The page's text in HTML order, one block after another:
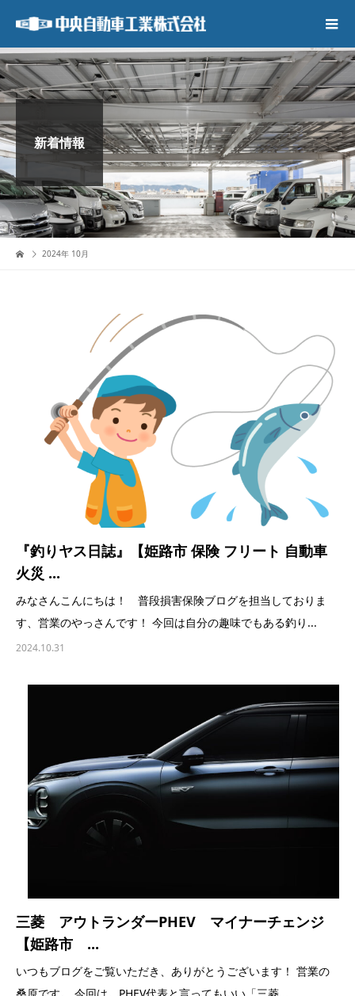
新着情報
2024年 10月
『釣りヤス日誌』【姫路市 保険 フリート 自動車
火災 ...
みなさんこんにちは！ 普段損害保険ブログを担当しておりま
す、営業のやっさんです！ 今回は自分の趣味でもある釣り...
2024.10.31
三菱 アウトランダーPHEV マイナーチェンジ
【姫路市 ...
いつもブログをご覧いただき、ありがとうございます！ 営業の
桑原です。 今回は、PHEV代表と言ってもいい「三菱...